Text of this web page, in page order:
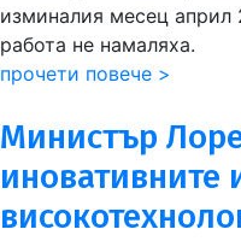
изминалия месец април
работа не намаляха.
прочети повече >
Министър
иновативните